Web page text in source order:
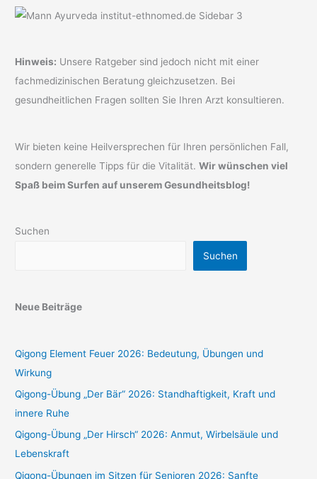
Hinweis: Unsere Ratgeber sind jedoch nicht mit einer
fachmedizinischen Beratung gleichzusetzen. Bei
gesundheitlichen Fragen sollten Sie Ihren Arzt konsultieren.
Wir bieten keine Heilversprechen für Ihren persönlichen Fall,
sondern generelle Tipps für die Vitalität.Wir wünschen viel
Spaß beim Surfen auf unserem Gesundheitsblog!
Suchen
Suchen
Neue Beiträge
Qigong Element Feuer 2026: Bedeutung, Übungen und
Wirkung
Qigong-Übung „Der Bär“ 2026: Standhaftigkeit, Kraft und
innere Ruhe
Qigong-Übung „Der Hirsch“ 2026: Anmut, Wirbelsäule und
Lebenskraft
Qigong-Übungen im Sitzen für Senioren 2026: Sanfte